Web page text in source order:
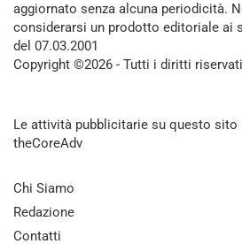
aggiornato senza alcuna periodicità.
considerarsi un prodotto editoriale ai
del 07.03.2001
Copyright ©2026 - Tutti i diritti
Le attività pubblicitarie su questo sito
theCoreAdv
Chi Siamo
Redazione
Contatti